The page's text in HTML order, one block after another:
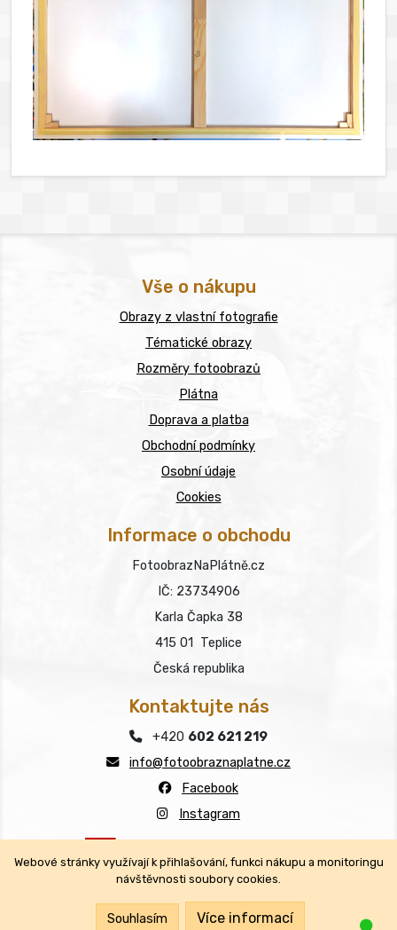
Kontaktujte nás
+420 602 621 219
info@fotoobraznaplatne.cz
Facebook
Instagram
Všechna práva vyhrazena.
Vše o nákupu
Obrazy z vlastní fotografie
Tématické obrazy
Rozměry fotoobrazů
Plátna
Doprava a platba
Obchodní podmínky
Osobní údaje
Cookies
Informace o obchodu
FotoobrazNaPlátně.cz
IČ: 23734906
Karla Čapka 38
415 01 Teplice
Česká republika
Webové stránky využívají k přihlašování, funkci nákupu a monitoringu
návštěvnosti soubory cookies.
Souhlasím Více informací